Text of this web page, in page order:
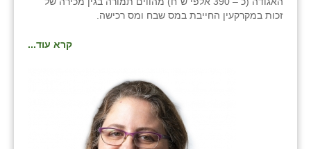
זכות במקרקעין החייבת במס שבח ומס רכישה.
קרא עוד...